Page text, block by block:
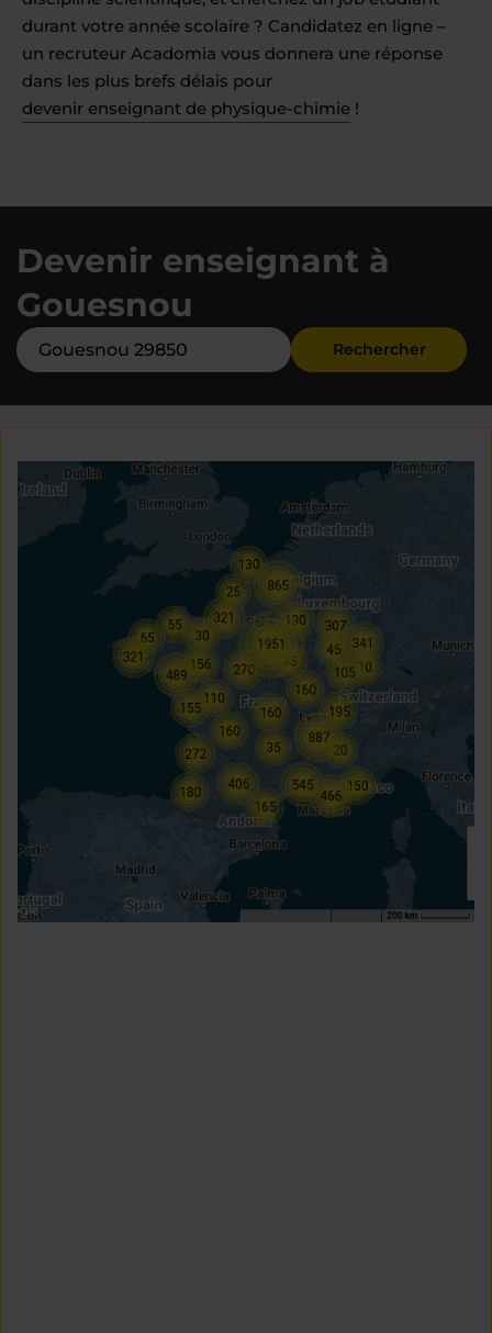
durant votre année scolaire ? Candidatez en ligne –
un recruteur Acadomia vous donnera une réponse
dans les plus brefs délais pour
devenir enseignant de physique-chimie !
Devenir enseignant à
Gouesnou
Rechercher